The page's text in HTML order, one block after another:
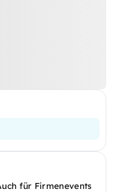
für Firmenevents